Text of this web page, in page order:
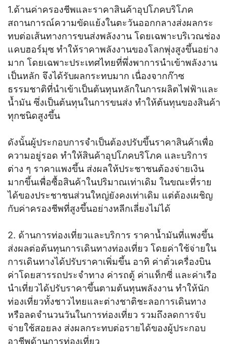
1.ด้านค่าครองชีพและราคาสินค้าอุปโภคบริโภค
สถานการณ์ความขัดแย้งในตะวันออกกลางส่งผลกระ
ทบต่อเส้นทางการขนส่งพลังงาน โดยเฉพาะบริเวณช่อง
แคบฮอร์มุซ ทำให้ราคาพลังงานของโลกพุ่งสูงขึ้นอย่าง
มาก โดยเฉพาะประเทศไทยที่พึ่งพาการนำเข้าพลังงาน
เป็นหลัก จึงได้รับผลกระทบมาก เนื่องจากก๊าซ
ธรรมชาติที่นำเข้าเป็นต้นทุนหลักในการผลิตไฟฟ้าและ
น้ำมัน ซึ่งเป็นต้นทุนในการขนส่ง ทำให้ต้นทุนของสินค้า
ทุกชนิดสูงขึ้น
ดังนั้นผู้ประกอบการจำเป็นต้องปรับขึ้นราคาสินค้าเพื่อ
ความอยู่รอด ทำให้สินค้าอุปโภคบริโภค และบริการ
ต่าง ๆ ราคาแพงขึ้น ส่งผลให้ประชาชนต้องจ่ายเงิน
มากขึ้นเพื่อซื้อสินค้าในปริมาณเท่าเดิม ในขณะที่ราย
ได้ของประชาชนส่วนใหญ่ยังคงเท่าเดิม แต่ต้องเผชิญ
กับค่าครองชีพที่สูงขึ้นอย่างหลีกเลี่ยงไม่ได้
2. ด้านการท่องเที่ยวและบริการ ราคาน้ำมันที่แพงขึ้น
ส่งผลต่อต้นทุนการเดินทางท่องเที่ยว โดยค่าใช้จ่ายใน
การเดินทางได้ปรับราคาเพิ่มขึ้น อาทิ ค่าตั๋วเครื่องบิน
ค่าโดยสารรถประจำทาง ค่ารถตู้ ค่าแท็กซี่ และค่าเรือ
นำเที่ยวได้ปรับราคาขึ้นตามต้นทุนพลังงาน ทำให้นัก
ท่องเที่ยวทั้งชาวไทยและต่างชาติชะลอการเดินทาง
หรือลดจำนวนวันในการท่องเที่ยว รวมถึงลดการจับ
จ่ายใช้สอยลง ส่งผลกระทบต่อรายได้ของผู้ประกอบ
อาชีพด้านการท่องเที่ยว